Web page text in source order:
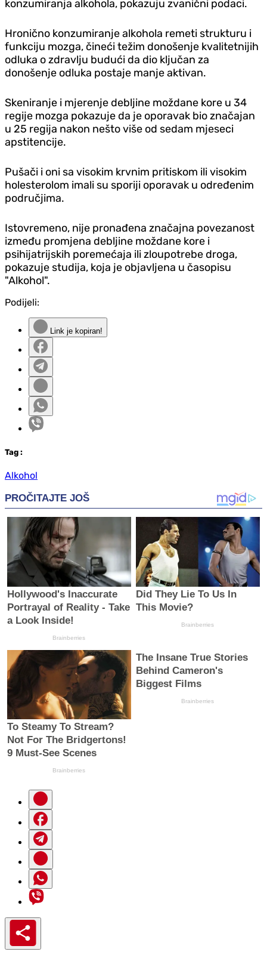
konzumiranja alkohola, pokazuju zvanični podaci.
Hronično konzumiranje alkohola remeti strukturu i
funkciju mozga, čineći težim donošenje kvalitetnijih
odluka o zdravlju budući da dio ključan za
donošenje odluka postaje manje aktivan.
Skeniranje i mjerenje debljine moždane kore u 34
regije mozga pokazuje da je oporavak bio značajan
u 25 regija nakon nešto više od sedam mjeseci
apstitencije.
Pušači i oni sa visokim krvnim pritiskom ili visokim
holesterolom imali su sporiji oporavak u određenim
područjima.
Istovremeno, nije pronađena značajna povezanost
između promjena debljine moždane kore i
psihijatrijskih poremećaja ili zloupotrebe droga,
pokazuje studija, koja je objavljena u časopisu
"Alkohol".
Podijeli:
Link je kopiran!
Tag :
Alkohol